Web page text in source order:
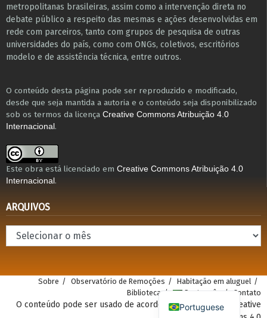
metropolitanas brasileiras, assim como a intervenção direta no
debate público a respeito das mesmas e ações desenvolvidas em
r​e​de com parceiros, tanto com grupos de pesquisa ​de outras
universidades do país, como com ONGs, coletivos, escritórios
modelo e de assistência técnica​, entre outros​.
O conteúdo desta página pode ser reproduzido e modificado,
desde que seja mantida a autoria e o conteúdo seja disponibilizado
sob os termos da licença Creative Commons Atribuição 4.0
Internacional .
Este obra está licenciado em Creative Commons Atribuição 4.0
Internacional .
ARQUIVOS
Arquivos
Sobre Observatório de Remoções
Habitação em aluguel
Biblioteca
Português Contato
O conteúdo pode ser usado de acordo com a atribuição Creative
Portuguese